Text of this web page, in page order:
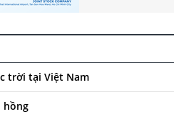
trời tại Việt Nam
hồng